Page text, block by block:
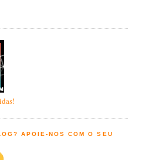
APOIE-NOS COM O SEU